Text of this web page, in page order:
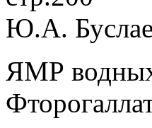
Ю.А.
ЯМР